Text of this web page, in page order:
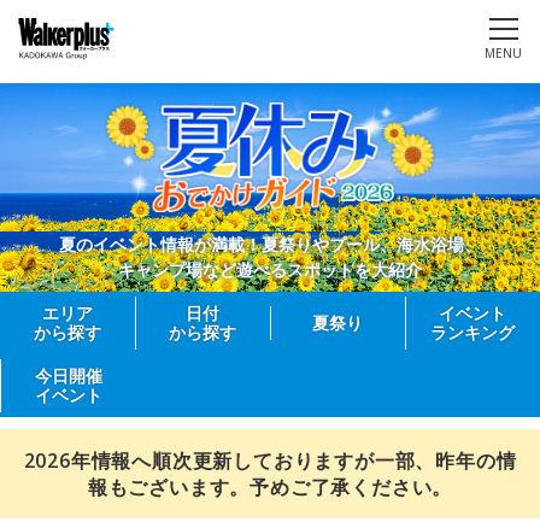
MENU
夏のイベント情報が満載！夏祭りやプール、海水浴場、
キャンプ場など遊べるスポットを大紹介
エリア
から探す
日付
から探す
夏祭り
イベント
ランキング
今日開催
イベント
2026年情報へ順次更新しておりますが一部、昨年の情
報もございます。予めご了承ください。